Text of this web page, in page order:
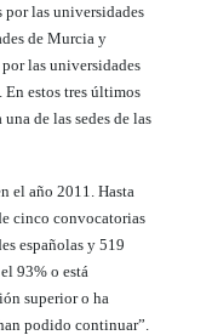
las universidades
de Murcia y
las universidades
estos tres últimos
de las sedes de las
el año 2011. Hasta
cinco convocatorias
españolas y 519
93% o está
superior o ha
podido continuar”.